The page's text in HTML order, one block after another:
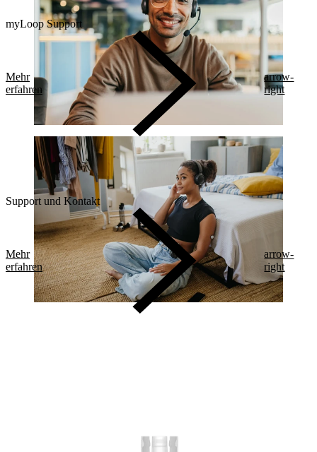
myLoop Support
Mehr
erfahren
arrow-
right
Support und Kontakt
Mehr
erfahren
arrow-
right